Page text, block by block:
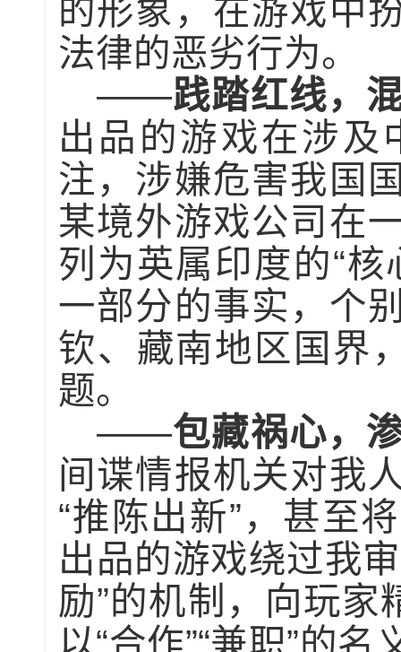
的形象，在游戏中
法律的恶劣行为。
——践踏红线，
出品的游戏在涉及
注，涉嫌危害我国
某境外游戏公司在
列为英属印度的“
一部分的事实，个
钦、藏南地区国界
题。
——包藏祸心，
间谍情报机关对我
“推陈出新”，甚至
出品的游戏绕过我
励”的机制，向玩家
以“合作”“兼职”的